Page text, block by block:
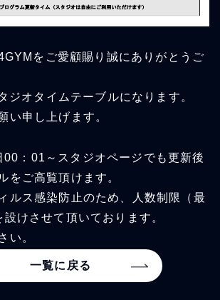
をご愛顧賜り誠にありがとうご
ジオタイムテーブルになります。
い申し上げます。
：01～スタジオページでも更新後
をご高覧頂けます。
ルス感染防止のため、人数制限（最
けさせて頂いております。
い。
一覧に戻る